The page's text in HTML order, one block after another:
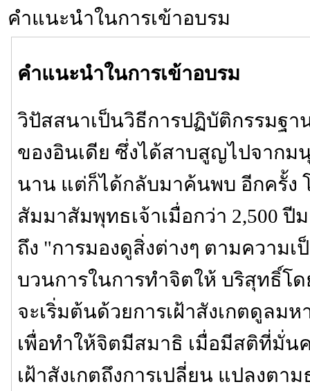
คำแนะนำในการเข้าอบรม
คำแนะนำในการเข้าอบรม
วิปัสสนาเป็นวิธีการปฏิบัติกรรมฐ
ของอินเดีย ซึ่งได้สาบสูญไปจากม
นาน แต่ก็ได้กลับมาค้นพบ อีกครั้ง
สัมมาสัมพุทธเจ้าเมื่อกว่า 2,500
ถึง "การมองดูสิ่งต่างๆ ตามความเ
บวนการในการทำจิตให้ บริสุทธิ์โด
จะเริ่มต้นด้วยการเฝ้าสังเกตดูลม
เพื่อทำให้จิตมีสมาธิ เมื่อมีสติที่มั่นค
เฝ้าสังเกตถึงการเปลี่ยน แปลงตา